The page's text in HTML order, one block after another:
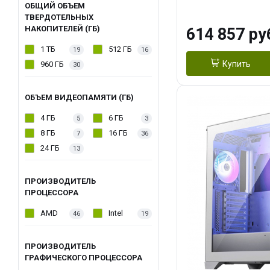
ОБЩИЙ ОБЪЕМ
ТВЕРДОТЕЛЬНЫХ
НАКОПИТЕЛЕЙ (ГБ)
1 ТБ 19 512 ГБ 16
960 ГБ 30
ОБЪЕМ ВИДЕОПАМЯТИ (ГБ)
4 ГБ 5 6 ГБ 3
8 ГБ 7 16 ГБ 36
24 ГБ 13
ПРОИЗВОДИТЕЛЬ
ПРОЦЕССОРА
AMD 46 Intel 19
ПРОИЗВОДИТЕЛЬ
ГРАФИЧЕСКОГО ПРОЦЕССОРА
Turbo/ 1 ТБ
614 857
Купить